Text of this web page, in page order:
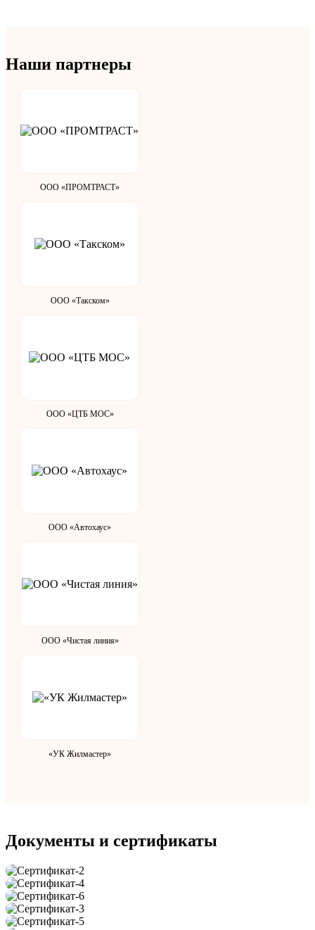
Наши партнеры
ООО «ПРОМТРАСТ»
ООО «Такском»
ООО «ЦТБ МОС»
ООО «Автохаус»
ООО «Чистая линия»
«УК Жилмастер»
Документы и сертификаты